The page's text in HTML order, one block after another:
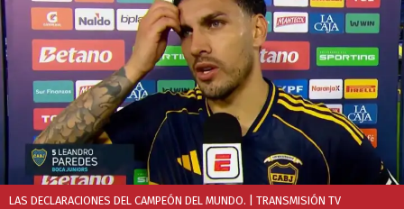
LAS DECLARACIONES DEL CAMPEÓN DEL MUNDO. | TRANSMISIÓN TV